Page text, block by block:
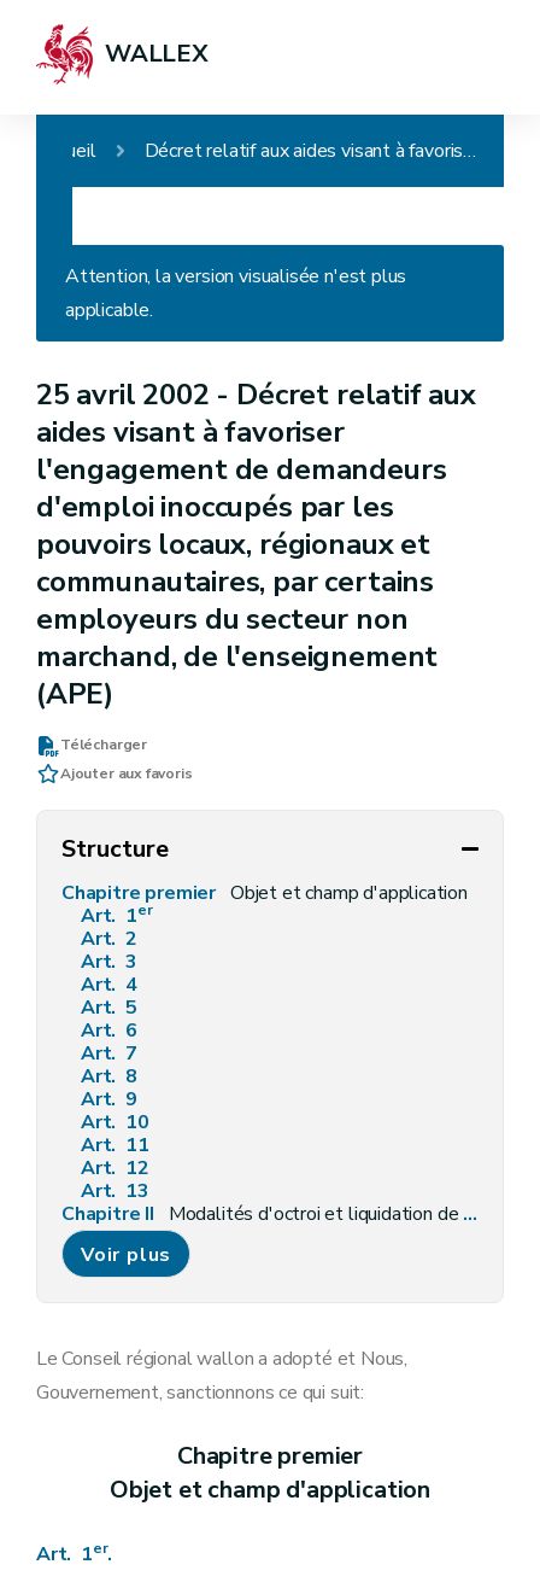
WALLEX
Accueil Décret relatif aux aides visant à favoriser l'engagement de demandeurs d'emploi inoccupés par les pouvoirs locaux, régionaux et communautaires, par certains employeurs du secteur non marchand, de l'enseignement (APE)
Attention, la version visualisée n'est plus
applicable.
25 avril 2002 - Décret relatif aux
aides visant à favoriser
l'engagement de demandeurs
d'emploi inoccupés par les
pouvoirs locaux, régionaux et
communautaires, par certains
employeurs du secteur non
marchand, de l'enseignement
(APE)
Télécharger
Ajouter aux favoris
Structure
Chapitre premier Objet et champ d'application
Art. 1er
Art. 2
Art. 3
Art. 4
Art. 5
Art. 6
Art. 7
Art. 8
Art. 9
Art. 10
Art. 11
Art. 12
Art. 13
Chapitre II
Modalités d'octroi et liquidation de l'aide
Art. 14
Section première
Art. 15
Section 3 Les employeurs du non marchand
Art. 17
Section 4 Les établissements d'enseignement
Les petites et moyennes entreprises
Section5 bis
Des emplois Jeunes dans les petites et moyennes entreprises et les spin-off
Art. 20
Voir plus
Le Conseil régional wallon a adopté et Nous,
Gouvernement, sanctionnons ce qui suit:
Chapitre premier
Objet et champ d'application
Art. 1er.